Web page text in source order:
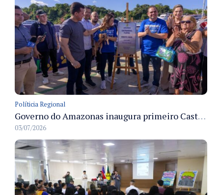
Políticia Regional
Governo do Amazonas inaugura primeiro Castramóvel Fluvial para atendimento veterinário às comunidades ribeirinhas e castração gratuita
03/07/2026